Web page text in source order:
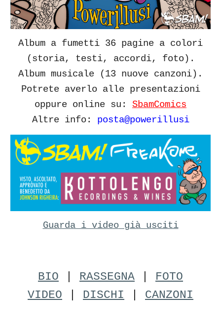
Album a fumetti 36 pagine a colori
(storia, testi, accordi, foto).
Album musicale (13 nuove canzoni).
Potrete averlo alle presentazioni
oppure online su: SbamComics
Altre info: posta@powerillusi
Guarda i videogià usciti
BIO RASSEGNA
FOTO
VIDEO
DISCHI CANZONI